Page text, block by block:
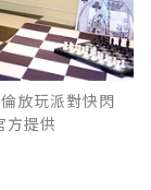
放玩派對快閃
方提供